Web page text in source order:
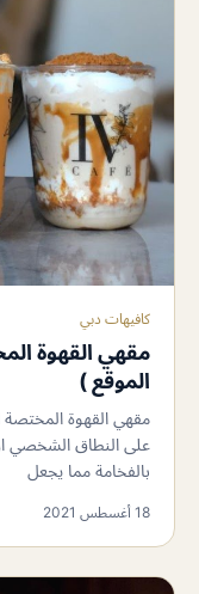
كافيهات دبي
مقهي القهوة
الموقع )
مقهي القهوة المختصة
على النطاق الشخصي
بالفخامة مما يجعل
18 أغسطس 2021